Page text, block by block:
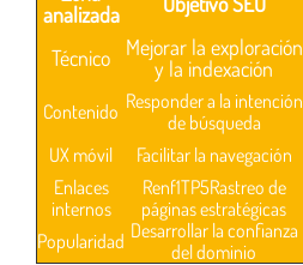
analizada
Técnico
Mejorar la exploración
y la indexación
Contenido Responder a la intención
de búsqueda
UX móvil
Facilitar la navegación
Enlaces
internos
Renf1TP5Rastreo de
páginas estratégicas
Popularidad Desarrollar la confianza
del dominio